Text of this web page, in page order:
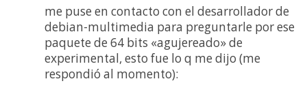
me puse en contacto con el desarrollador de
debian-multimedia para preguntarle por ese
paquete de 64 bits «agujereado» de
experimental, esto fue lo q me dijo (me
respondió al momento):